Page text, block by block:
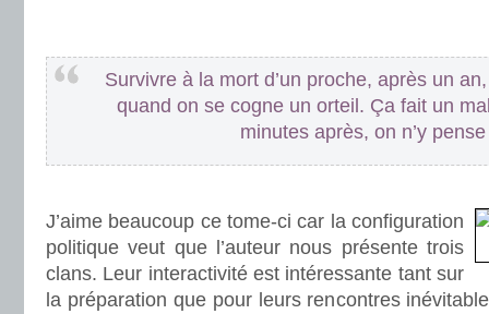
Survivre à la mort d’un proche, après un
quand on se cogne un orteil. Ça fait un
minutes après, on n’y
J’aime beaucoup ce tome-ci car la configuration
politique veut que l’auteur nous présente trois
clans. Leur interactivité est intéressante tant sur
la préparation que pour leurs rencontres